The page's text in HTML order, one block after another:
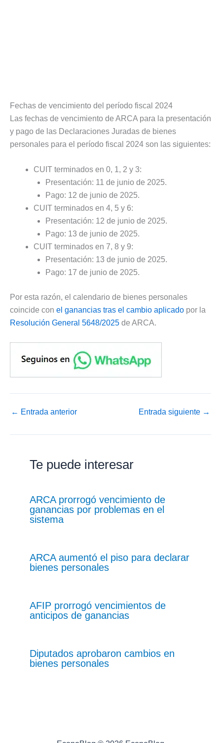
Fechas de vencimiento del período fiscal 2024
Las fechas de vencimiento de ARCA para la presentación
y pago de las Declaraciones Juradas de bienes
personales para el período fiscal 2024 son las siguientes:
CUIT terminados en 0, 1, 2 y 3:
Presentación: 11 de junio de 2025.
Pago: 12 de junio de 2025.
CUIT terminados en 4, 5 y 6:
Presentación: 12 de junio de 2025.
Pago: 13 de junio de 2025.
CUIT terminados en 7, 8 y 9:
Presentación: 13 de junio de 2025.
Pago: 17 de junio de 2025.
Por esta razón, el calendario de bienes personales
coincide con el ganancias tras el cambio aplicado por la
Resolución General 5648/2025 de ARCA.
← Entrada anterior Entrada siguiente →
Te puede interesar
ARCA prorrogó vencimiento de
ganancias por problemas en el
sistema
ARCA aumentó el piso para declarar
bienes personales
AFIP prorrogó vencimientos de
anticipos de ganancias
Diputados aprobaron cambios en
bienes personales